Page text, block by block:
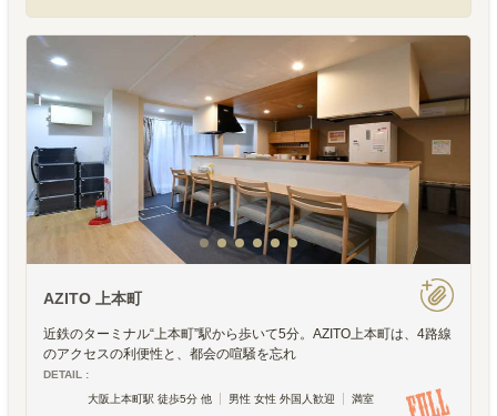
AZITO 上本町
近鉄のターミナル“上本町”駅から歩いて5分。AZITO上本町は、4路線
のアクセスの利便性と、都会の喧騒を忘れ
DETAIL :
大阪上本町駅 徒歩5分 他
男性 女性 外国人歓迎 満室